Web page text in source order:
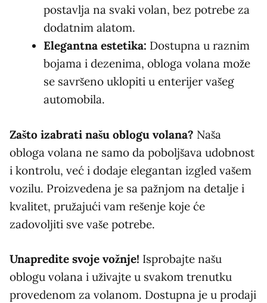
postavlja na svaki volan, bez potrebe za
dodatnim alatom.
Elegantna estetika: Dostupna u raznim
bojama i dezenima, obloga volana može
se savršeno uklopiti u enterijer vašeg
automobila.
Zašto izabrati našu oblogu volana? Naša
obloga volana ne samo da poboljšava udobnost
i kontrolu, već i dodaje elegantan izgled vašem
vozilu. Proizvedena je sa pažnjom na detalje i
kvalitet, pružajući vam rešenje koje će
zadovoljiti sve vaše potrebe.
Unapredite svoje vožnje! Isprobajte našu
oblogu volana i uživajte u svakom trenutku
provedenom za volanom. Dostupna je u prodaji